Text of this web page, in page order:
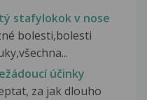
stafylokok v nose
bolesti,bolesti
účinky
za jak dlouho